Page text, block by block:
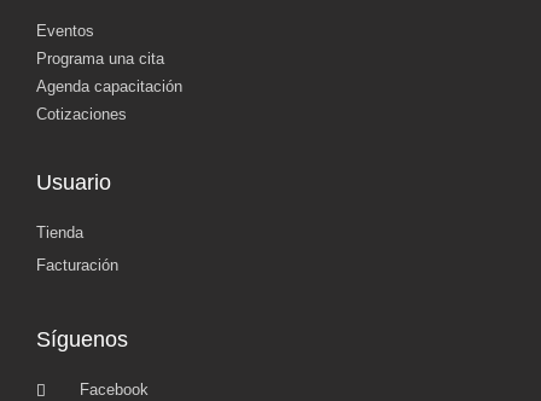
Eventos
Programa una cita
Agenda capacitación
Cotizaciones
Usuario
Tienda
Facturación
Síguenos
Facebook